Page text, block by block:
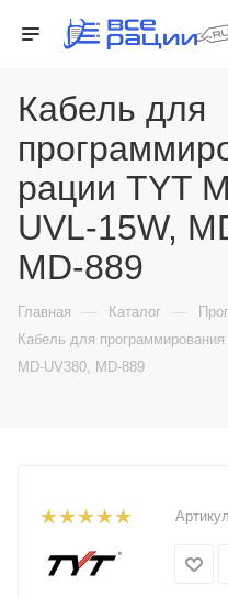
Кабель для
рации TYT
UVL-15W,
MD-889
Главная — Каталог —
Кабель для
MD-UV380, MD-889